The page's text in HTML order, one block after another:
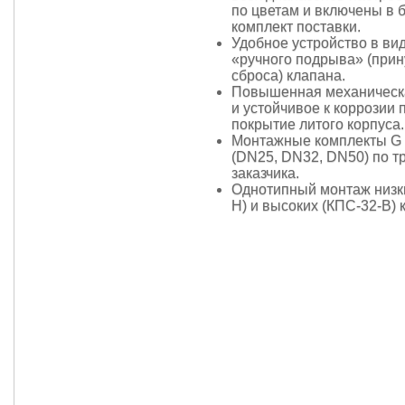
по цветам и включены в
комплект поставки.
Удобное устройство в
«ручного подрыва»
сброса) клапана.
Повышенная
и устойчивое к коррозии
покрытие литого корпуса.
Монтажные комплекты
(DN25, DN32, DN50) по
заказчика.
Однотипный монтаж
Н) и высоких (КПС-32-В)